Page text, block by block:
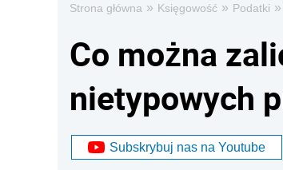
Strona główna » Księgowość » Podatki »
Co można
nietypowych
Subskrybuj nas na Youtube